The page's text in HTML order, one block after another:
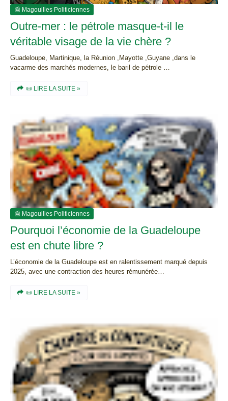
📰 Magouilles Politiciennes
Outre-mer : le pétrole masque-t-il le
véritable visage de la vie chère ?
Guadeloupe, Martinique, la Réunion ,Mayotte ,Guyane ,dans le
vacarme des marchés modernes, le baril de pétrole …
📜 LIRE LA SUITE »
📰 Magouilles Politiciennes
Pourquoi l’économie de la Guadeloupe
est en chute libre ?
L’économie de la Guadeloupe est en ralentissement marqué depuis
2025, avec une contraction des heures rémunérée…
📜 LIRE LA SUITE »